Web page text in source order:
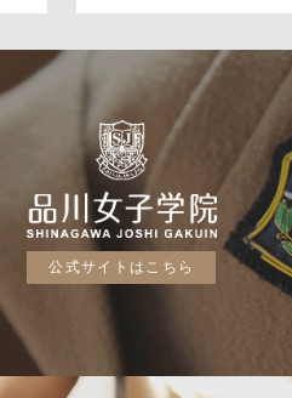
公式サイトはこちら